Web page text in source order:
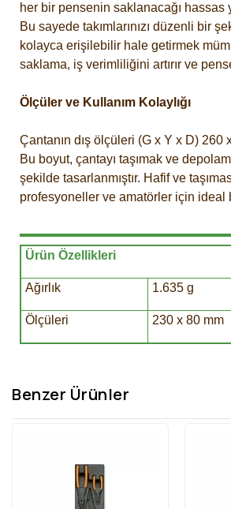
her bir pensenin saklanacağı hassas
Bu sayede takımlarınızı düzenli bir
kolayca erişilebilir hale getirmek
saklama, iş verimliliğini artırır ve
Ölçüler ve Kullanım Kolaylığı
Çantanın dış ölçüleri (G x Y x D) 260
Bu boyut, çantayı taşımak ve
şekilde tasarlanmıştır. Hafif ve
profesyoneller ve amatörler için ideal
Ürün Özellikleri
Ağırlık 1.635 g
Ölçüleri 230 x 80 mm
Benzer Ürünler